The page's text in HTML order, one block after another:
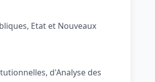
Etat et Nouveaux
d'Analyse des